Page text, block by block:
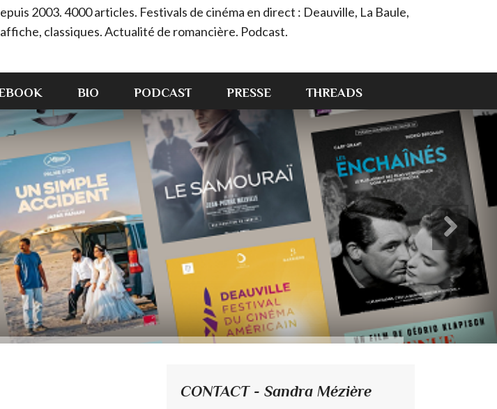
2003. 4000 articles. Festivals de cinéma en direct : Deauville, La Baule,
classiques. Actualité de romancière. Podcast.
BIO PODCAST PRESSE THREADS
CONTACT - Sandra Mézière